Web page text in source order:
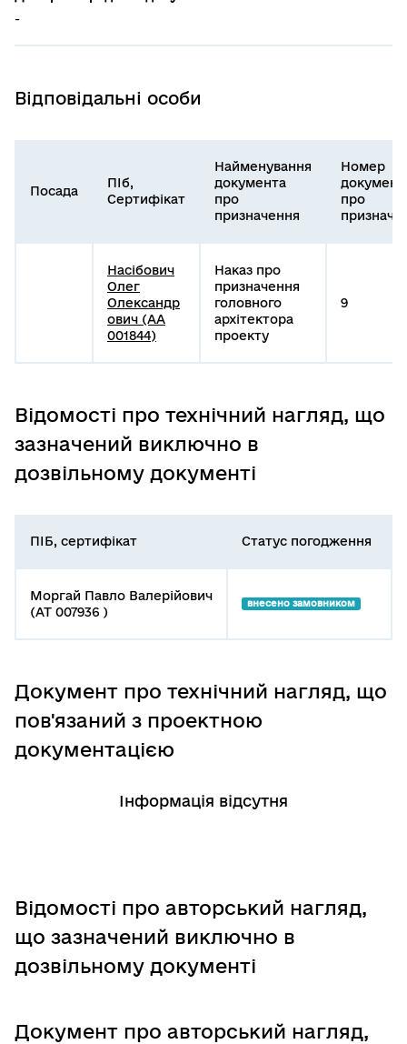
-
Відповідальні особи
Посада
ПІб,
Сертифікат
Найменування
документа
про
призначення
Номер
про
Насібович
Олег
Олександр
ович (АА
001844)
Наказ про
призначення
головного
архітектора
проекту
9
Відомості про технічний нагляд, що
зазначений виключно в
дозвільному документі
ПІБ, сертифікат Статус погодження
Моргай Павло Валерійович
(АТ 007936 )
внесено замовником
Документ про технічний нагляд, що
пов'язаний з проектною
документацією
Інформація відсутня
Відомості про авторський нагляд,
що зазначений виключно в
дозвільному документі
Документ про авторський нагляд,